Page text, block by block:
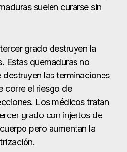
grado con injertos de
pero aumentan la
pueden crear tejido
tendones y ligamentos
se encojan y
pueden
a las víctimas.